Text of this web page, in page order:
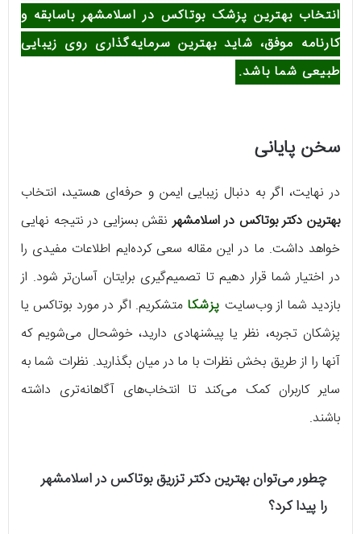
انتخاب بهترین پزشک بوتاکس در اسلامشهر باسابقه و
کارنامه موفق، شاید بهترین سرمایه‌گذاری روی زیبایی
طبیعی شما باشد.
سخن پایانی
در نهایت، اگر به دنبال زیبایی ایمن و حرفه‌ای هستید، انتخاب
بهترین دکتر بوتاکس در اسلامشهرنقش بسزایی در نتیجه نهایی
خواهد داشت. ما در این مقاله سعی کرده‌ایم اطلاعات مفیدی را
در اختیار شما قرار دهیم تا تصمیم‌گیری برایتان آسان‌تر شود. از
بازدید شما از وب‌سایت پزشکا متشکریم. اگر در مورد بوتاکس یا
پزشکان تجربه، نظر یا پیشنهادی دارید، خوشحال می‌شویم که
آنها را از طریق بخش نظرات با ما در میان بگذارید. نظرات شما به
سایر کاربران کمک می‌کند تا انتخاب‌های آگاهانه‌تری داشته
باشند.
چطور می‌توان بهترین دکتر تزریق بوتاکس در اسلامشهر
را پیدا کرد؟